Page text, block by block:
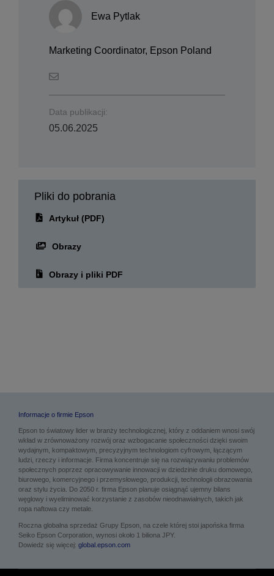
Ewa Pytlak
Marketing Coordinator, Epson Poland
Data publikacji:
05.06.2025
Pliki do pobrania
Artykuł (PDF)
Obrazy
Obrazy i pliki PDF
Informacje o firmie Epson
Epson to światowy lider w branży technologicznej, który z oddaniem wnosi swój
wkład w zrównoważony rozwój oraz wzbogacanie społeczności dzięki swoim
wydajnym, kompaktowym, precyzyjnym technologiom cyfrowym, łączącym
ludzi, rzeczy i informacje. Firma koncentruje się na rozwiązywaniu problemów
społecznych poprzez opracowywanie innowacji w dziedzinie druku domowego,
biurowego, komercyjnego i przemysłowego, produkcji, technologii obrazowania
oraz stylu życia. Do 2050 r. firma Epson planuje osiągnąć ujemny bilans
węglowy i wyeliminować korzystanie z zasobów nieodnawialnych, takich jak
ropa naftowa czy metale.
Roczna globalna sprzedaż Grupy Epson, na czele której stoi japońska firma
Seiko Epson Corporation, wynosi około 1 biliona JPY.
Dowiedz się więcej: global.epson.com